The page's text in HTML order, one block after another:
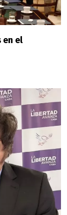
en el